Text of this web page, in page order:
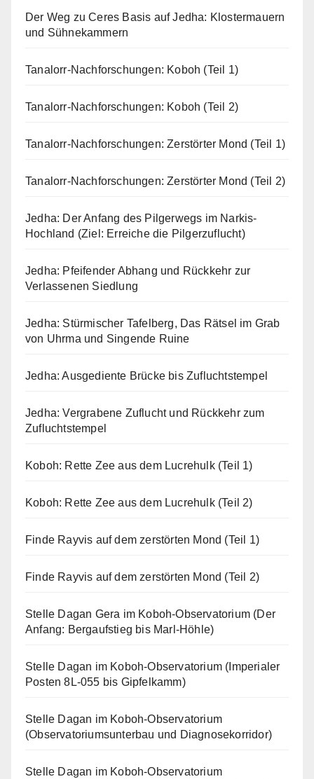
Der Weg zu Ceres Basis auf Jedha: Klostermauern
und Sühnekammern
Tanalorr-Nachforschungen: Koboh (Teil 1)
Tanalorr-Nachforschungen: Koboh (Teil 2)
Tanalorr-Nachforschungen: Zerstörter Mond (Teil 1)
Tanalorr-Nachforschungen: Zerstörter Mond (Teil 2)
Jedha: Der Anfang des Pilgerwegs im Narkis-
Hochland (Ziel: Erreiche die Pilgerzuflucht)
Jedha: Pfeifender Abhang und Rückkehr zur
Verlassenen Siedlung
Jedha: Stürmischer Tafelberg, Das Rätsel im Grab
von Uhrma und Singende Ruine
Jedha: Ausgediente Brücke bis Zufluchtstempel
Jedha: Vergrabene Zuflucht und Rückkehr zum
Zufluchtstempel
Koboh: Rette Zee aus dem Lucrehulk (Teil 1)
Koboh: Rette Zee aus dem Lucrehulk (Teil 2)
Finde Rayvis auf dem zerstörten Mond (Teil 1)
Finde Rayvis auf dem zerstörten Mond (Teil 2)
Stelle Dagan Gera im Koboh-Observatorium (Der
Anfang: Bergaufstieg bis Marl-Höhle)
Stelle Dagan im Koboh-Observatorium (Imperialer
Posten 8L-055 bis Gipfelkamm)
Stelle Dagan im Koboh-Observatorium
(Observatoriumsunterbau und Diagnosekorridor)
Stelle Dagan im Koboh-Observatorium